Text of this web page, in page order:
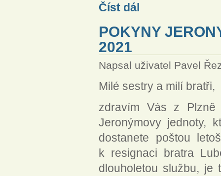
Číst dál
POKYNY
2021
Napsal uživatel Pavel
Milé sestry a milí bratři,
zdravím Vás z
Jeronýmovy jednoty,
dostanete poštou
k resignaci bratra
dlouholetou službu, je